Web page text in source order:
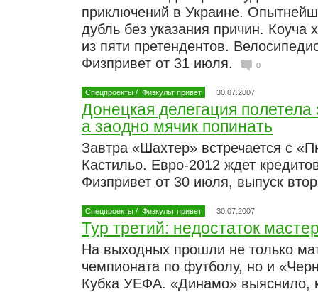
приключений в Украине.
дубль без указания причин. Коуча
из пяти претендентов.
Физпривет от 31 июля.
0
Спецпроекты / Физкульт привет 30.07.2007
Донецкая делегация
а заодно мячик попинать
Завтра «Шахтер» встречается с
Кастильо. Евро-2012 ждет
Физпривет от 30 июля, выпуск
Спецпроекты / Физкульт привет 30.07.2007
Тур третий: недостаток
На выходных прошли не только
чемпионата по футболу, но и
Кубка УЕФА. «Динамо» выяснило,